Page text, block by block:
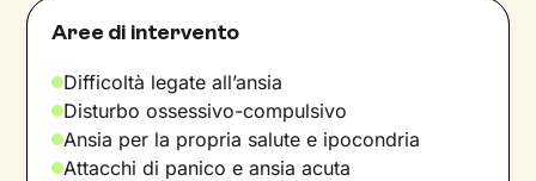
Aree di intervento
Difficoltà legate all’ansia
Disturbo ossessivo-compulsivo
Ansia per la propria salute e ipocondria
Attacchi di panico e ansia acuta